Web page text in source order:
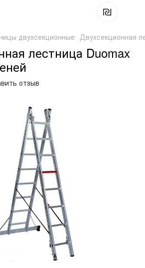
двухсекционные Двухсекционная
лестница Duomax
отзыв